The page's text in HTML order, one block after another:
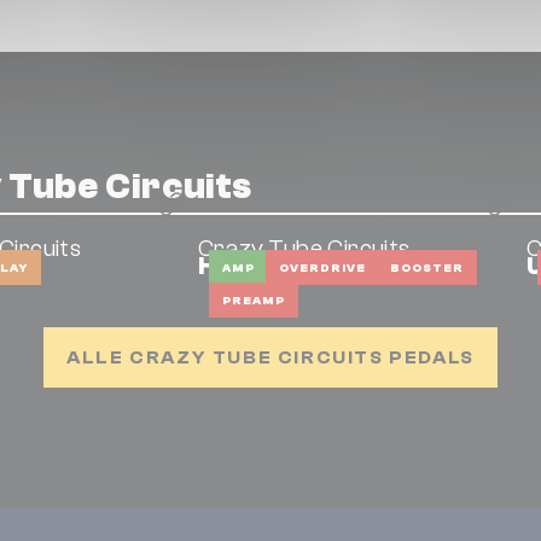
Tube Circuits
AMP OVERDRIVE BOOSTER
PREAMP
Crazy Tube Circuits
Hi Power
ALLE CRAZY TUBE CIRCUITS PEDALS